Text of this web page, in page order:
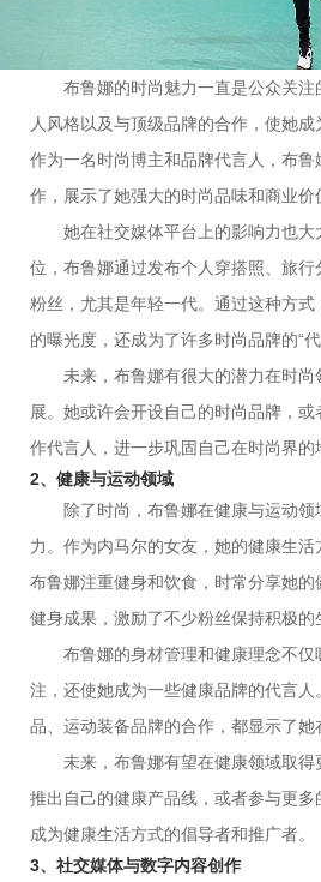
1、时尚与品牌代言
布鲁娜的时尚魅力一直是公众关
人风格以及与顶级品牌的合作，使她成
作为一名时尚博主和品牌代言人，布
作，展示了她强大的时尚品味和商业价
她在社交媒体平台上的影响力也
位，布鲁娜通过发布个人穿搭照、旅
粉丝，尤其是年轻一代。通过这种方
的曝光度，还成为了许多时尚品牌的“代
未来，布鲁娜有很大的潜力在时
展。她或许会开设自己的时尚品牌，
作代言人，进一步巩固自己在时尚界的
2、健康与运动领域
除了时尚，布鲁娜在健康与运动
力。作为内马尔的女友，她的健康生活
布鲁娜注重健身和饮食，时常分享她的
健身成果，激励了不少粉丝保持积极的
布鲁娜的身材管理和健康理念不
注，还使她成为一些健康品牌的代言
品、运动装备品牌的合作，都显示了她
未来，布鲁娜有望在健康领域取
推出自己的健康产品线，或者参与更多
成为健康生活方式的倡导者和推广者。
3、社交媒体与数字内容创作